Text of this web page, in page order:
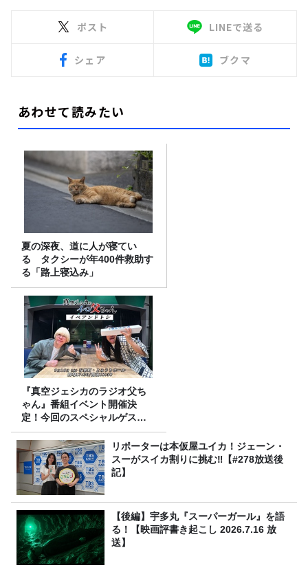
ポスト LINEで送る
シェア ブクマ
あわせて読みたい
夏の深夜、道に人が寝てい
る タクシーが年400件救助す
る「路上寝込み」
『真空ジェシカのラジオ父ち
ゃん』番組イベント開催決
定！今回のスペシャルゲスト
は、タカアンドトシ！
リポーターは本仮屋ユイカ！ジェーン・
スーがスイカ割りに挑む‼【#278放送後
記】
【後編】宇多丸『スーパーガール』を語
る！【映画評書き起こし 2026.7.16 放
送】